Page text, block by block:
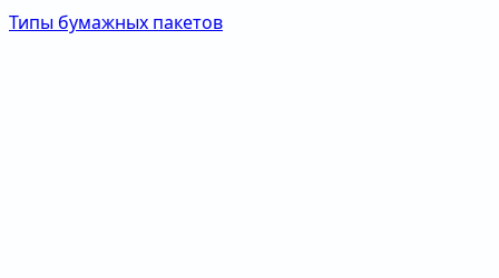
Типы бумажных пакетов